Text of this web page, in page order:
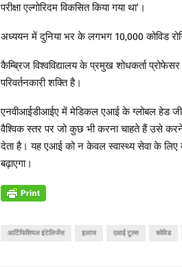
परीक्षा एल्गोरिदम विकसित किया गया था’।
अध्ययन में दुनिया भर के लगभग 10,000 कोविड
कैम्ब्रिज विश्वविद्यालय के प्रमुख शोधकर्ता
परिवर्तनकारी शक्ति है।
एनवीआईडीआईए में मेडिकल एआई के ग्लोबल हेड जी
वैश्विक स्तर पर जो कुछ भी करना चाहते हैं उसे
देता है। यह एआई को न केवल स्वास्थ्य सेवा के लिए
बढ़ाएगा।
आर्टिफिशियल इंटेलिजेंस इलाज एआई टूल्स कोविड